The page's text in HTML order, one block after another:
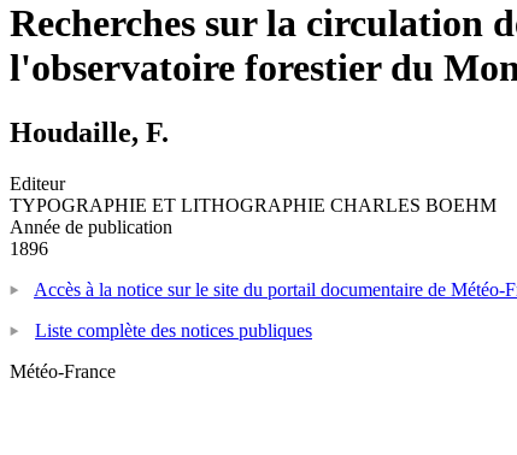
Recherches sur la circulation
l'observatoire forestier du
Houdaille, F.
Editeur
TYPOGRAPHIE ET LITHOGRAPHIE CHARLES BOEHM
Année de publication
1896
Accès à la notice sur le site du portail documentaire de Météo-
Liste complète des notices publiques
Météo-France